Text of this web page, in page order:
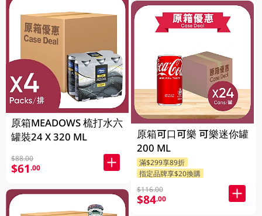
原箱MEADOWS 梳打水六
罐裝24 X 320 ML
$88.00
$61.00
原箱可口可樂 可樂迷你罐
200 ML
滿$299享89折
指定品牌享$20換購
$116.00
$84.00